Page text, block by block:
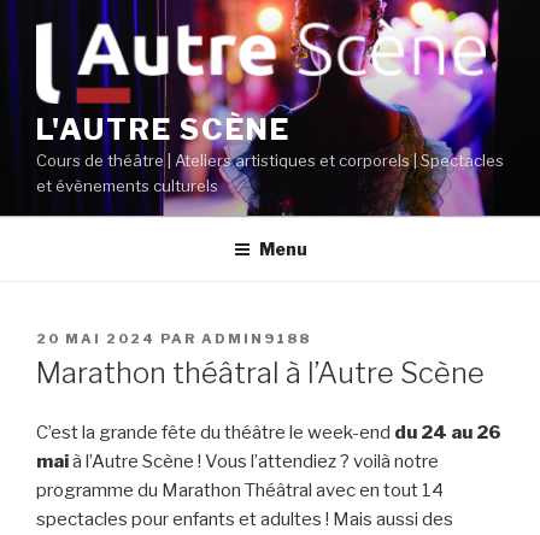
principal
L'AUTRE SCÈNE
Cours de théâtre | Ateliers artistiques et corporels | Spectacles
et évènements culturels
Menu
PUBLIÉ
LE
20 MAI 2024 PAR ADMIN9188
Marathon théâtral à l’Autre Scène
C’est la grande fête du théâtre le week-end du 24 au 26
maià l’Autre Scène ! Vous l’attendiez ? voilà notre
programme du Marathon Théâtral avec en tout 14
spectacles pour enfants et adultes ! Mais aussi des